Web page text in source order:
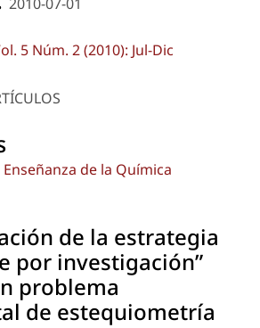
5 Núm. 2 (2010): Jul-Dic
de la Química
de la estrategia
por investigación”
problema
de estequiometría